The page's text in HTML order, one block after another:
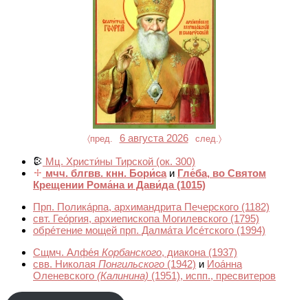
〈пред. 6 августа 2026 след.〉
Мц. Христи́ны Тирской (ок. 300)
мчч. блгвв. кнн. Бори́са и Гле́ба, во Святом
Крещении Рома́на и Дави́да (1015)
Прп. Полика́рпа, архимандрита Печерского (1182)
свт. Гео́ргия, архиепископа Могилевского (1795)
обре́тение мощей прп. Далма́та Исе́тского (1994)
Сщмч. Алфе́я Корбанского, диакона (1937)
свв. Николая Понгильского (1942) и Иоа́нна
Оленевского (Калинина) (1951), испп., пресвитеров